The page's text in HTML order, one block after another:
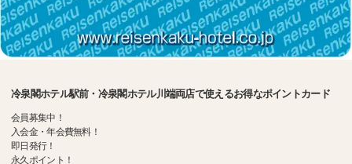
冷泉閣ホテル駅前・冷泉閣ホテル川端両店で使えるお得なポイントカード
会員募集中！
入会金・年会費無料！
即日発行！
永久ポイント！